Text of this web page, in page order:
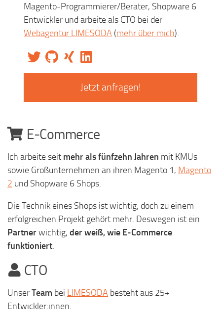
Magento-Programmierer/Berater, Shopware 6
Entwickler und arbeite als CTO bei der
Webagentur LIMESODA (mehr über mich).
Jetzt anfragen!
E-Commerce
Ich arbeite seit mehr als fünfzehn Jahren mit KMUs
sowie Großunternehmen an ihren Magento 1, Magento
2 und Shopware 6 Shops.
Die Technik eines Shops ist wichtig, doch zu einem
erfolgreichen Projekt gehört mehr. Deswegen ist ein
Partnerwichtig, der weiß, wie E-Commerce
funktioniert.
CTO
UnserTeam bei LIMESODA besteht aus 25+
Entwickler:innen.